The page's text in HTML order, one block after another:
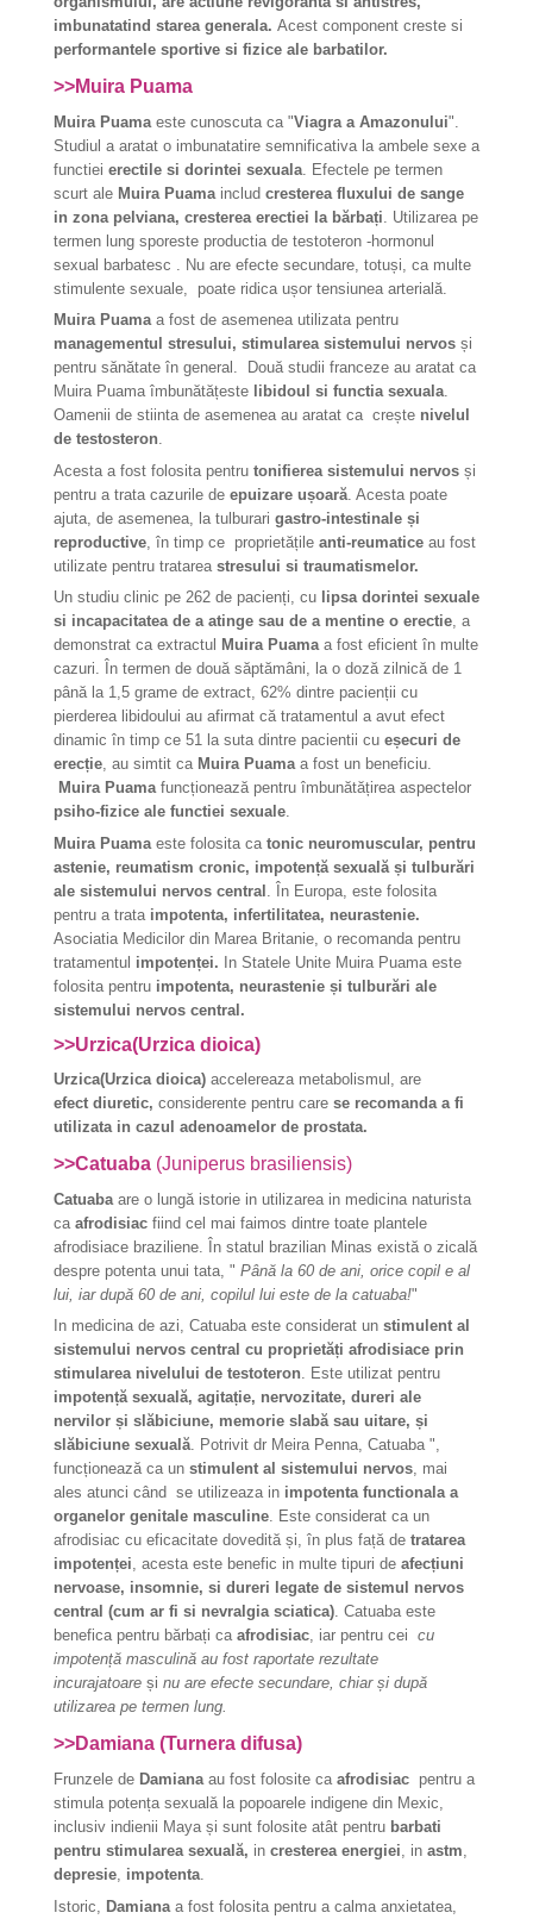
imbunatatind starea generala. Acest component creste si
performantele sportive si fizice ale barbatilor.
>>Muira Puama
Muira Puama este cunoscuta ca "Viagra a Amazonului".
Studiul a aratat o imbunatatire semnificativa la ambele sexe a
functiei erectile si dorintei sexuala . Efectele pe termen
scurt ale Muira Puama includ cresterea fluxului de sange
in zona pelviana, cresterea erectiei la bărbați . Utilizarea pe
termen lung sporeste productia de testoteron -hormonul
sexual barbatesc . Nu are efecte secundare, totuși, ca multe
stimulente sexuale, poate ridica ușor tensiunea arterială.
Muira Puamaa fost de asemenea utilizata pentru
managementul stresului, stimularea sistemului nervos și
pentru sănătate în general. Două studii franceze au aratat ca
Muira Puama îmbunătățeste libidoul si functia sexuala.
Oamenii de stiinta de asemenea au aratat ca crește nivelul
de testosteron.
Acesta a fost folosita pentru tonifierea sistemului nervos și
pentru a trata cazurile de epuizare ușoară . Acesta poate
ajuta, de asemenea, la tulburari gastro-intestinale și
reproductive , în timp ce proprietățile anti-reumatice au fost
utilizate pentru tratarea stresului si traumatismelor.
Un studiu clinic pe 262 de pacienți, cu lipsa dorintei sexuale
si incapacitatea de a atinge sau de a mentine o erectie, a
demonstrat ca extractul Muira Puamaa fost eficient în multe
cazuri. În termen de două săptămâni, la o doză zilnică de 1
până la 1,5 grame de extract, 62% dintre pacienții cu
pierderea libidoului au afirmat că tratamentul a avut efect
dinamic în timp ce 51 la suta dintre pacientii cu eșecuri de
erecție, au simtit ca Muira Puamaa fost un beneficiu.
Muira Puamafuncționează pentru îmbunătățirea aspectelor
psiho-fizice ale functiei sexuale.
Muira Puama este folosita ca tonic neuromuscular, pentru
astenie, reumatism cronic, impotență sexuală și tulburări
ale sistemului nervos central . În Europa, este folosita
pentru a trata impotenta, infertilitatea, neurastenie.
Asociatia Medicilor din Marea Britanie, o recomanda pentru
tratamentul impotenței. In Statele Unite Muira Puama este
folosita pentru impotenta, neurastenie și tulburări ale
sistemului nervos central.
>>Urzica(Urzica dioica)
Urzica(Urzica dioica) accelereaza metabolismul, are
efect diuretic, considerente pentru care se recomanda a fi
utilizata in cazul adenoamelor de prostata.
>>Catuaba (Juniperus brasiliensis)
Catuaba are o lungă istorie in utilizarea in medicina naturista
ca afrodisiac fiind cel mai faimos dintre toate plantele
afrodisiace braziliene. În statul brazilian Minas există o zicală
despre potenta unui tata, " Până la 60 de ani, orice copil e al
lui, iar după 60 de ani, copilul lui este de la catuaba!"
In medicina de azi, Catuaba este considerat un stimulent al
sistemului nervos central cu proprietăți afrodisiace prin
stimularea nivelului de testoteron. Este utilizat pentru
impotență sexuală, agitație, nervozitate, dureri ale
nervilor și slăbiciune, memorie slabă sau uitare, și
slăbiciune sexuală. Potrivit dr Meira Penna, Catuaba ",
funcționează ca un stimulent al sistemului nervos, mai
ales atunci când se utilizeaza in impotenta functionala a
organelor genitale masculine. Este considerat ca un
afrodisiac cu eficacitate dovedită și, în plus față de tratarea
impotenței, acesta este benefic in multe tipuri de afecțiuni
nervoase, insomnie, si dureri legate de sistemul nervos
central (cum ar fi si nevralgia sciatica). Catuaba este
benefica pentru bărbați ca afrodisiac, iar pentru cei cu
impotență masculină au fost raportate rezultate
incurajatoare și nu are efecte secundare, chiar și după
utilizarea pe termen lung.
>>Damiana (Turnera difusa)
Frunzele de Damianaau fost folosite ca afrodisiac pentru a
stimula potența sexuală la popoarele indigene din Mexic,
inclusiv indienii Maya și sunt folosite atât pentru barbati
pentru stimularea sexuală, in cresterea energiei, in astm,
depresie, impotenta.
Istoric, Damiana a fost folosita pentru a calma anxietatea,